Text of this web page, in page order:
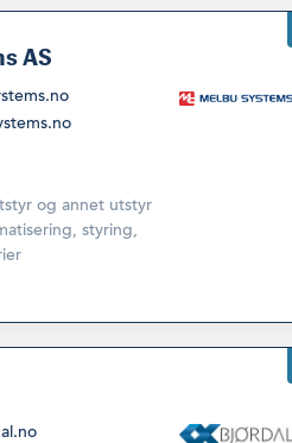
AS
og annet utstyr
styring,